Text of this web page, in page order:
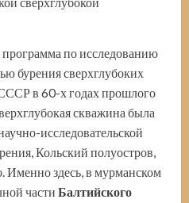
по исследованию
бурения сверхглубоких
в 60-х годах прошлого
скважина была
исследовательской
Кольский полуостров,
Именно здесь, в мурманском
части Балтийского